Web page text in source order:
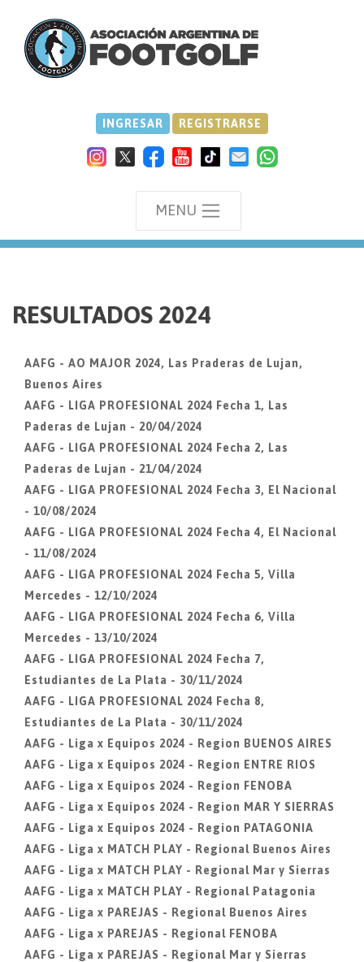
INGRESAR REGISTRARSE
MENU
RESULTADOS 2024
AAFG - AO MAJOR 2024, Las Praderas de Lujan,
Buenos Aires
AAFG - LIGA PROFESIONAL 2024 Fecha 1, Las
Paderas de Lujan - 20/04/2024
AAFG - LIGA PROFESIONAL 2024 Fecha 2, Las
Paderas de Lujan - 21/04/2024
AAFG - LIGA PROFESIONAL 2024 Fecha 3, El Nacional
- 10/08/2024
AAFG - LIGA PROFESIONAL 2024 Fecha 4, El Nacional
- 11/08/2024
AAFG - LIGA PROFESIONAL 2024 Fecha 5, Villa
Mercedes - 12/10/2024
AAFG - LIGA PROFESIONAL 2024 Fecha 6, Villa
Mercedes - 13/10/2024
AAFG - LIGA PROFESIONAL 2024 Fecha 7,
Estudiantes de La Plata - 30/11/2024
AAFG - LIGA PROFESIONAL 2024 Fecha 8,
Estudiantes de La Plata - 30/11/2024
AAFG - Liga x Equipos 2024 - Region BUENOS AIRES
AAFG - Liga x Equipos 2024 - Region ENTRE RIOS
AAFG - Liga x Equipos 2024 - Region FENOBA
AAFG - Liga x Equipos 2024 - Region MAR Y SIERRAS
AAFG - Liga x Equipos 2024 - Region PATAGONIA
AAFG - Liga x MATCH PLAY - Regional Buenos Aires
AAFG - Liga x MATCH PLAY - Regional Mar y Sierras
AAFG - Liga x MATCH PLAY - Regional Patagonia
AAFG - Liga x PAREJAS - Regional Buenos Aires
AAFG - Liga x PAREJAS - Regional FENOBA
AAFG - Liga x PAREJAS - Regional Mar y Sierras